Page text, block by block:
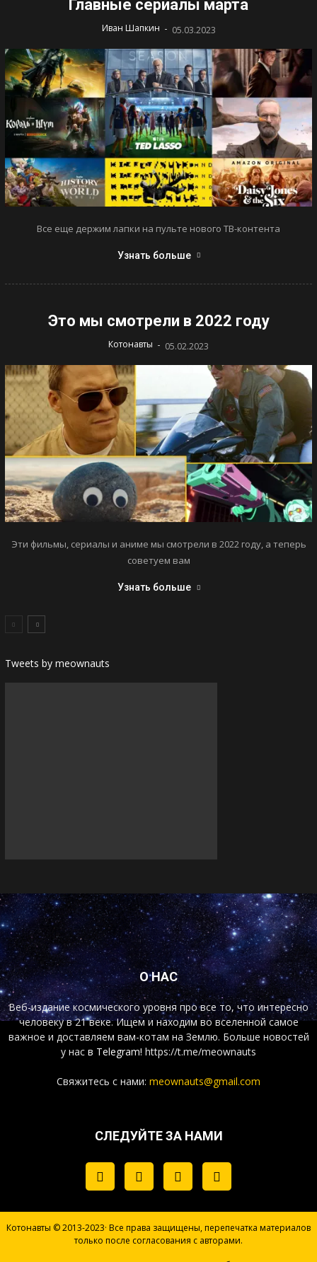
Главные сериалы марта
Иван Шапкин - 05.03.2023
Все еще держим лапки на пульте нового ТВ-контента
Узнать больше
Это мы смотрели в 2022 году
Котонавты - 05.02.2023
Эти фильмы, сериалы и аниме мы смотрели в 2022 году, а теперь
советуем вам
Узнать больше
Tweets by meownauts
О НАС
Веб-издание космического уровня про все то, что интересно
человеку в 21 веке. Ищем и находим во вселенной самое
важное и доставляем вам-котам на Землю. Больше новостей
у нас в Telegram! https://t.me/meownauts
Свяжитесь с нами: meownauts@gmail.com
СЛЕДУЙТЕ ЗА НАМИ
Котонавты © 2013-2023· Все права защищены, перепечатка материалов
только после согласования с авторами.